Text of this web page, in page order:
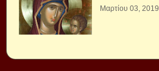
Μαρτίου 03, 2019